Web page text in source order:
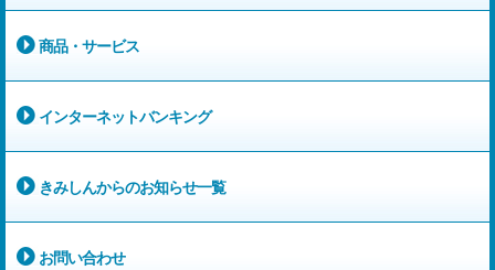
商品・サービス
インターネットバンキング
きみしんからのお知らせ一覧
お問い合わせ